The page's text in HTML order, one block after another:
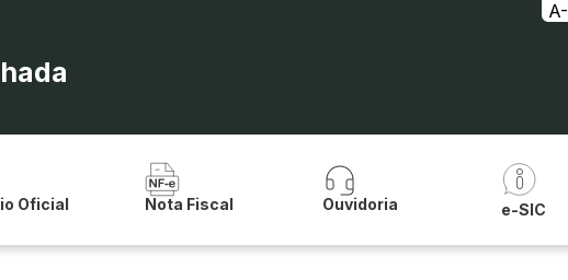
A-
Oficial Nota Fiscal Ouvidoria e-SIC